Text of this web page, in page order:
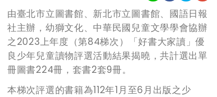
由臺北市立圖書館、新北市立圖書館、國語日報
社主辦，幼獅文化、中華民國兒童文學學會協辦
之2023上年度（第84梯次）「好書大家讀」優
良少年兒童讀物評選活動結果揭曉，共計選出單
冊圖書224冊，套書2套9冊。
本梯次評選的書籍為112年1月至6月出版之少